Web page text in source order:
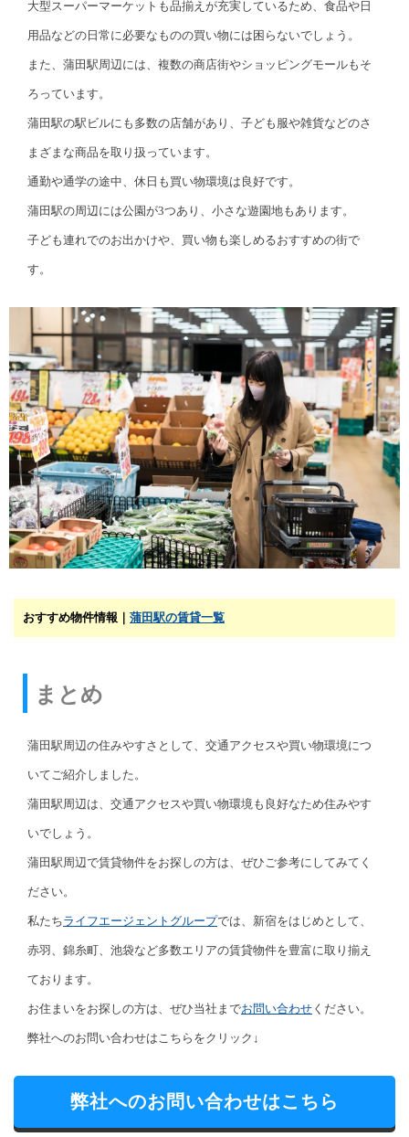
大型スーパーマーケットも品揃えが充実しているため、食品や日
用品などの日常に必要なものの買い物には困らないでしょう。
また、蒲田駅周辺には、複数の商店街やショッピングモールもそ
ろっています。
蒲田駅の駅ビルにも多数の店舗があり、子ども服や雑貨などのさ
まざまな商品を取り扱っています。
通勤や通学の途中、休日も買い物環境は良好です。
蒲田駅の周辺には公園が3つあり、小さな遊園地もあります。
子ども連れでのお出かけや、買い物も楽しめるおすすめの街で
す。
おすすめ物件情報｜ 蒲田駅の賃貸一覧
まとめ
蒲田駅周辺の住みやすさとして、交通アクセスや買い物環境につ
いてご紹介しました。
蒲田駅周辺は、交通アクセスや買い物環境も良好なため住みやす
いでしょう。
蒲田駅周辺で賃貸物件をお探しの方は、ぜひご参考にしてみてく
ださい。
私たちライフエージェントグループでは、新宿をはじめとして、
赤羽、錦糸町、池袋など多数エリアの賃貸物件を豊富に取り揃え
ております。
お住まいをお探しの方は、ぜひ当社までお問い合わせ ください。
弊社へのお問い合わせはこちらをクリック↓
弊社へのお問い合わせはこちら